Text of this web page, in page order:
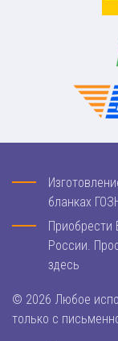
бланках
Приобрести
России.
здесь
© 2026 Любое
только с